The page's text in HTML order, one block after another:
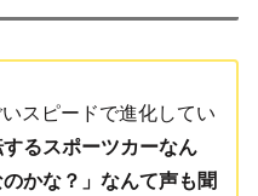
スピードで進化してい
するスポーツカーなん
かな？」なんて声も聞